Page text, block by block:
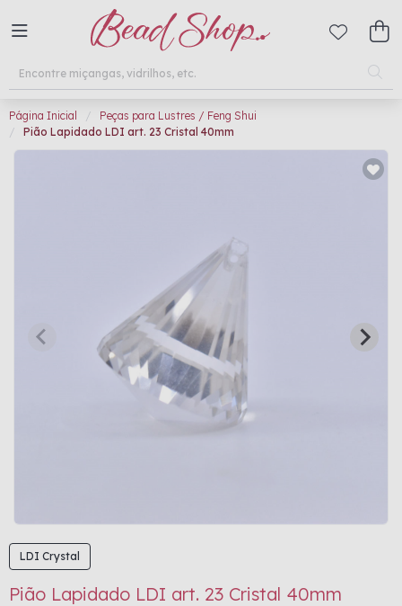
Página Inicial
Peças para Lustres / Feng Shui
Pião Lapidado LDI art. 23 Cristal 40mm
LDI Crystal
Pião Lapidado LDI art. 23 Cristal 40mm